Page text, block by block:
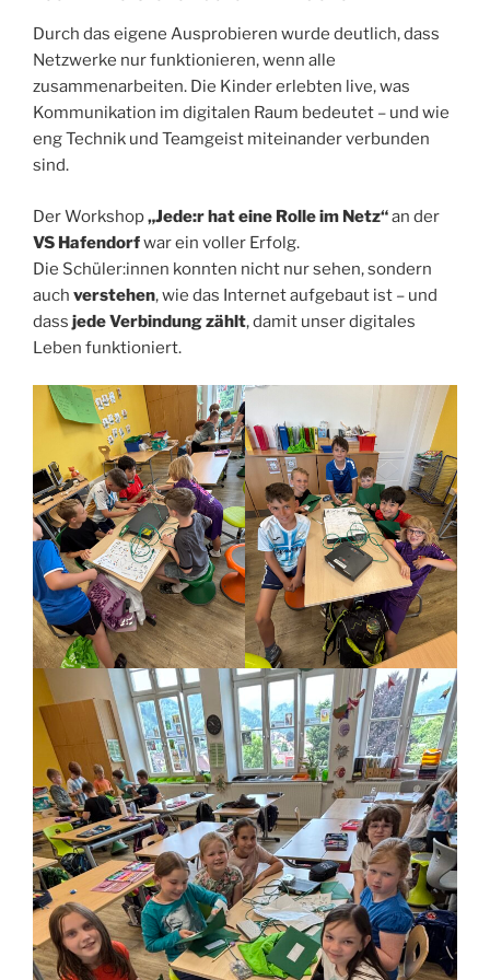
Durch das eigene Ausprobieren wurde deutlich, dass
Netzwerke nur funktionieren, wenn alle
zusammenarbeiten. Die Kinder erlebten live, was
Kommunikation im digitalen Raum bedeutet – und wie
eng Technik und Teamgeist miteinander verbunden
sind.
Der Workshop„Jede:r hat eine Rolle im Netz“an der
VS Hafendorfwar ein voller Erfolg.
Die Schüler:innen konnten nicht nur sehen, sondern
auch verstehen, wie das Internet aufgebaut ist – und
dass jede Verbindung zählt, damit unser digitales
Leben funktioniert.